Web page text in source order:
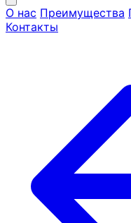
О нас Преимущества
Контакты